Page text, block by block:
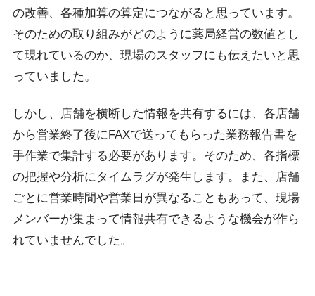
の改善、各種加算の算定につながると思っています。
そのための取り組みがどのように薬局経営の数値とし
て現れているのか、現場のスタッフにも伝えたいと思
っていました。
しかし、店舗を横断した情報を共有するには、各店舗
から営業終了後にFAXで送ってもらった業務報告書を
手作業で集計する必要があります。そのため、各指標
の把握や分析にタイムラグが発生します。また、店舗
ごとに営業時間や営業日が異なることもあって、現場
メンバーが集まって情報共有できるような機会が作ら
れていませんでした。